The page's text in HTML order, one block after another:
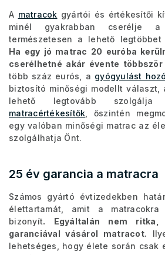
A matracok gyártói és értékesítői
minél gyakrabban cserélje a
természetesen a lehető
Ha egy jó matrac 20 euróba
cserélhetné akár évente többször
több száz eurós, a gyógyulást
biztosító minőségi modellt választ,
lehető legtovább
matracértékesítők , őszintén
egy valóban minőségi matrac az
szolgálhatja Önt.
25 év garancia a matracra
Számos gyártó évtizedekben
élettartamát, amit a
bizonyít. Egyáltalán nem
garanciával vásárol matracot.
lehetséges, hogy élete során csak